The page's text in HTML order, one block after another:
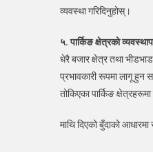
व्यवस्था गरिदिनुहोस्।
५. पार्किङ क्षेत्रको
धेरै बजार क्षेत्र तथा
प्रभावकारी रूपमा लागू
तोकिएका पार्किङ
माथि दिएको बुँदाको